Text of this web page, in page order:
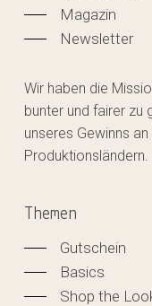
Magazin
Newsletter
Wir haben die
bunter und fairer zu
unseres Gewinns
Produktionsländern.
Themen
Gutschein
Basics
Shop the